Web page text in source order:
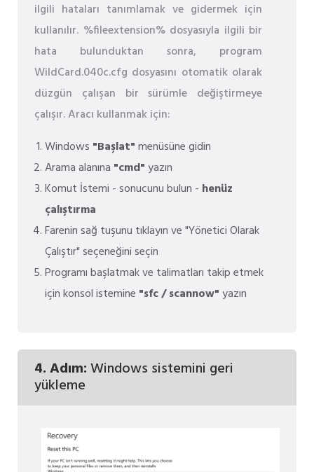
ilgili hataları tanımlamak ve gidermek için
kullanılır. %fileextension% dosyasıyla ilgili bir
hata bulunduktan sonra, program
WildCard.040c.cfg dosyasını otomatik olarak
düzgün çalışan bir sürümle değiştirmeye
çalışır. Aracı kullanmak için:
Windows "Başlat"menüsüne gidin
Arama alanına "cmd"yazın
Komut İstemi - sonucunu bulun - henüz
çalıştırma
Farenin sağ tuşunu tıklayın ve "Yönetici Olarak
Çalıştır" seçeneğini seçin
Programı başlatmak ve talimatları takip etmek
için konsol istemine "sfc / scannow"yazın
4. Adım:Windows sistemini geri
yükleme